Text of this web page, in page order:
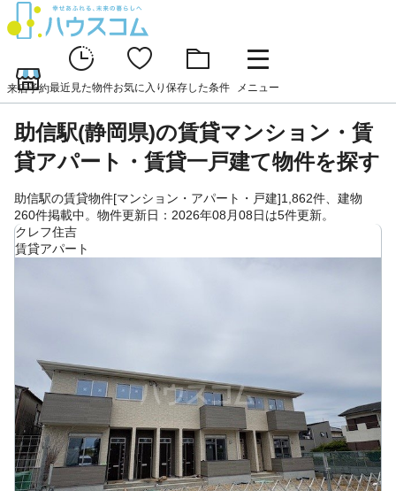
来店予約最近見た物件お気に入り 保存した条件 メニュー
助信駅(静岡県)の賃貸マンション・賃
貸アパート・賃貸一戸建て物件を探す
助信駅の賃貸物件[マンション・アパート・戸建]1,862件、建物
260件掲載中。物件更新日：2026年08月08日は5件更新。
クレフ住吉
賃貸アパート